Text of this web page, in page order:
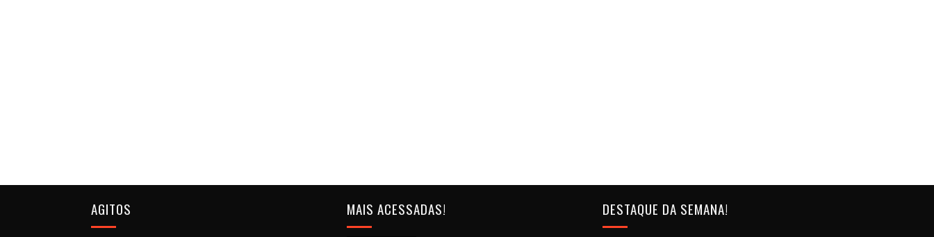
AGITOS MAIS ACESSADAS! DESTAQUE DA SEMANA!